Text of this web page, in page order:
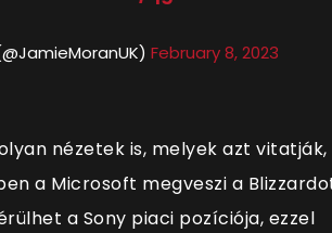
February 8, 2023
nézetek is, melyek azt vitatják,
a Microsoft megveszi a
a Sony piaci pozíciója, ezzel